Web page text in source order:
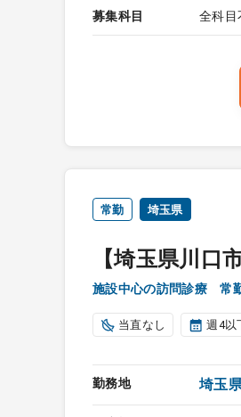
募集科目 全科目
常勤 埼玉県
【埼玉県川口
施設中心の訪問診療 常
当直なし 週4以
勤務地 埼玉